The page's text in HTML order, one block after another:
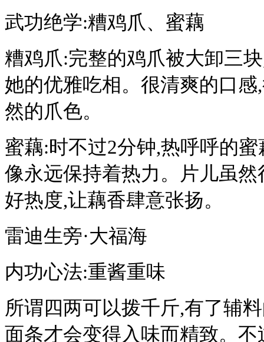
武功绝学:糟鸡爪、蜜藕
糟鸡爪:完整的鸡爪被大卸三
她的优雅吃相。很清爽的口
然的爪色。
蜜藕:时不过2分钟,热呼呼的
像永远保持着热力。片儿虽
好热度,让藕香肆意张扬。
雷迪生旁·大福海
内功心法:重酱重味
所谓四两可以拨千斤,有了辅
面条才会变得入味而精致。